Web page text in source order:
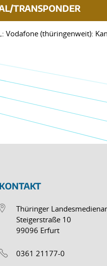
TRANSPONDER
Vodafone (thüringenweit):
KONTAKT
Thüringer
Steigerstraße 10
99096 Erfurt
0361 21177-0